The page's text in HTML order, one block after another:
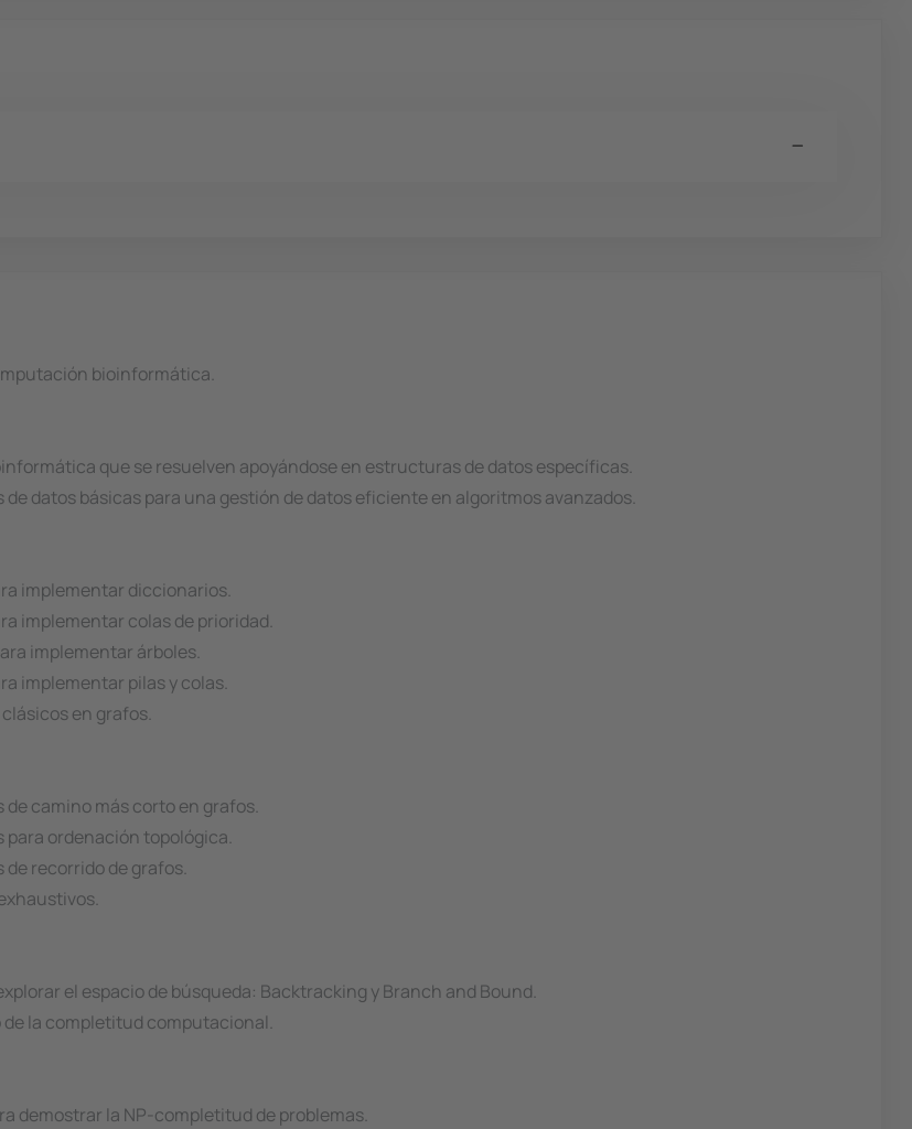
bioinformática.
que se resuelven apoyándose en estructuras de datos específicas.
datos básicas para una gestión de datos eficiente en algoritmos avanzados.
implementar diccionarios.
implementar colas de prioridad.
implementar árboles.
implementar pilas y colas.
en grafos.
camino más corto en grafos.
para ordenación topológica.
recorrido de grafos.
el espacio de búsqueda: Backtracking y Branch and Bound.
la completitud computacional.
demostrar la NP-completitud de problemas.